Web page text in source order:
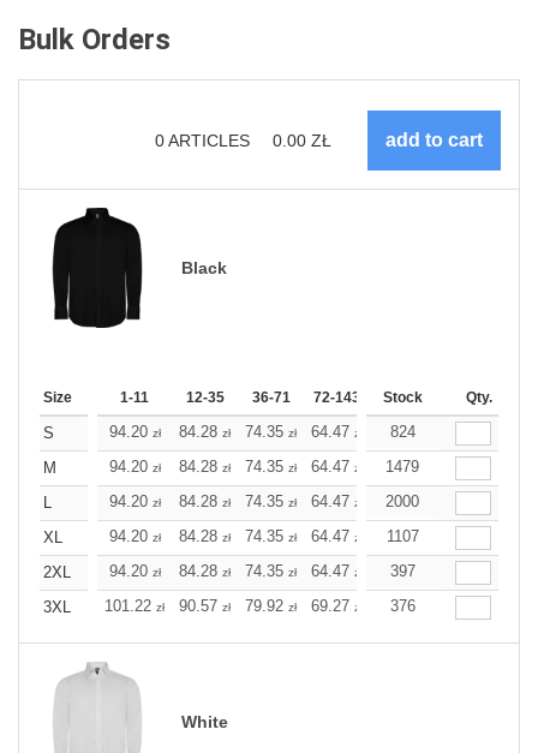
Bulk Orders
0ARTICLES 0.00 ZŁ
Black
Size 1-11 12-35 36-71 72-143 144-287 288 +
Stock Qty.
S 94.20 zł 84.28 zł 74.35 zł 64.47 zł 59.51
824
M
94.20 zł 84.28 zł 74.35 zł 64.47 zł 59.51
1479
L
94.20 zł 84.28 zł 74.35 zł 64.47 zł 59.51
2000
XL
94.20 zł 84.28 zł 74.35 zł 64.47 zł 59.51
1107
2XL
94.20 zł 84.28 zł 74.35 zł 64.47 zł 59.51
397
3XL
101.22 zł 90.57 zł 79.92 zł 69.27 zł 63.95
376
White